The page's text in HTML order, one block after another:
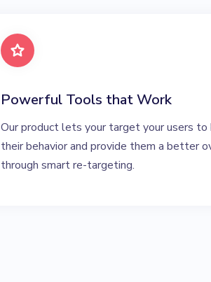
Powerful Tools that Work
Our product lets your target your users
their behavior and provide them a better
through smart re-targeting.